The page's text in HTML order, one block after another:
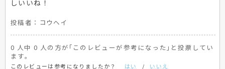
しいいね！
投稿者： コウヘイ
0 人中 0 人の方が｢このレビューが参考になった｣と投票してい
ます。
このレビューは参考になりましたか？ はい / いいえ